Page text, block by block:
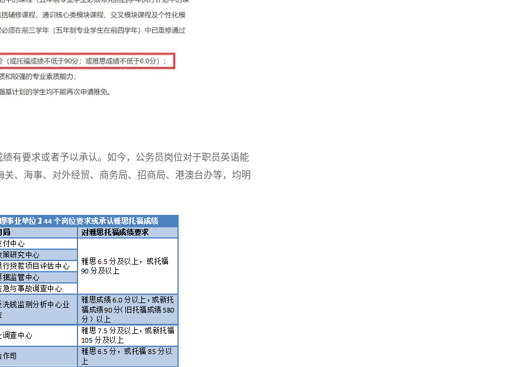
要求或者予以承认。如今，公务员岗位对于职员英语能
、海事、对外经贸、商务局、招商局、港澳台办等，均明